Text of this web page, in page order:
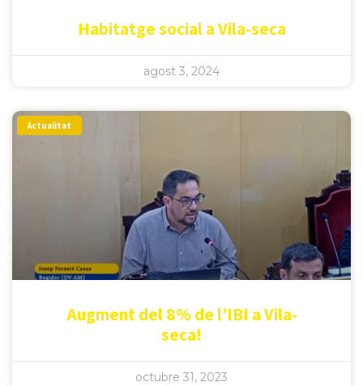
Habitatge social a Vila-seca
agost 3, 2024
Actualitat
Augment del 8% de l’IBI a Vila-
seca!
octubre 31, 2023